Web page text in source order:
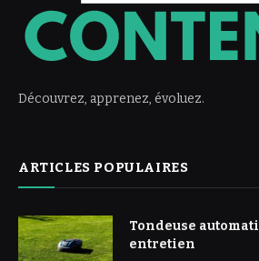
Découvrez, apprenez, évoluez.
ARTICLES POPULAIRES
Tondeuse
entretien